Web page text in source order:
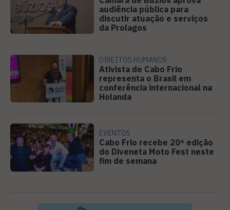
audiência pública para
discutir atuação e serviços
da Prolagos
DIREITOS HUMANOS
Ativista de Cabo Frio
representa o Brasil em
conferência internacional na
Holanda
EVENTOS
Cabo Frio recebe 20ª edição
do Diveneta Moto Fest neste
fim de semana